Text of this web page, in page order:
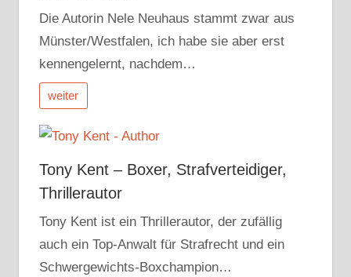
Die Autorin Nele Neuhaus stammt zwar aus
Münster/Westfalen, ich habe sie aber erst
kennengelernt, nachdem…
weiter
Tony Kent – Boxer, Strafverteidiger,
Thrillerautor
Tony Kent ist ein Thrillerautor, der zufällig
auch ein Top-Anwalt für Strafrecht und ein
Schwergewichts-Boxchampion…